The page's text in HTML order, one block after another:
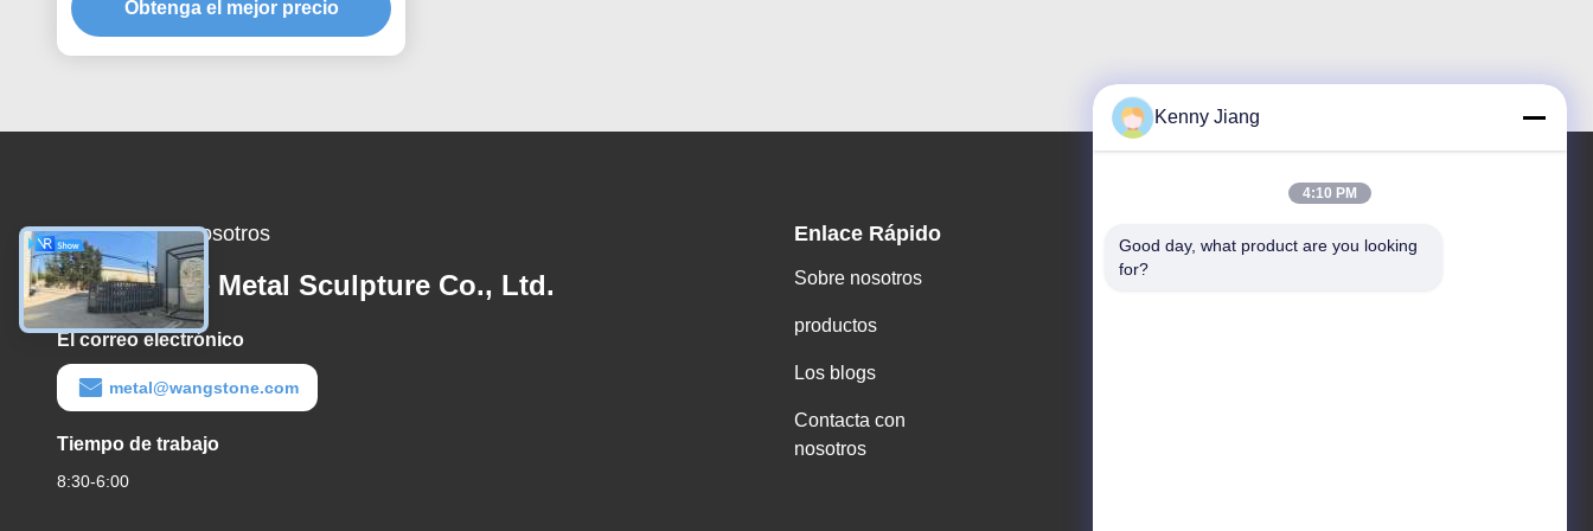
Obtenga el mejor precio
Contacta con nosotros
Wangstone Metal Sculpture Co., Ltd.
El correo electrónico
metal@wangstone.com
Tiempo de trabajo
8:30-6:00
Enlace Rápido
Sobre nosotros
productos
Los blogs
Contacta con
nosotros
Nuestra dirección
Dirección de la empresa
Kenny Jiang
4:10 PM
Good day, what product are you looking
for?